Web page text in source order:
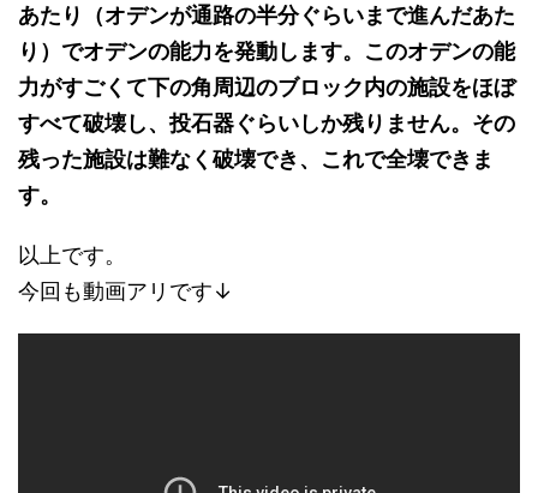
あたり（オデンが通路の半分ぐらいまで進んだあた
り）でオデンの能力を発動します。このオデンの能
力がすごくて下の角周辺のブロック内の施設をほぼ
すべて破壊し、投石器ぐらいしか残りません。その
残った施設は難なく破壊でき、これで全壊できま
す。
以上です。
今回も動画アリです↓